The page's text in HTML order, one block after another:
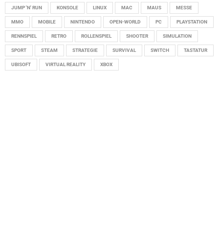
JUMP 'N' RUN KONSOLE LINUX MAC MAUS MESSE
MMO MOBILE NINTENDO OPEN-WORLD PC PLAYSTATION
RENNSPIEL RETRO ROLLENSPIEL SHOOTER SIMULATION
SPORT STEAM STRATEGIE SURVIVAL SWITCH TASTATUR
UBISOFT VIRTUAL REALITY XBOX